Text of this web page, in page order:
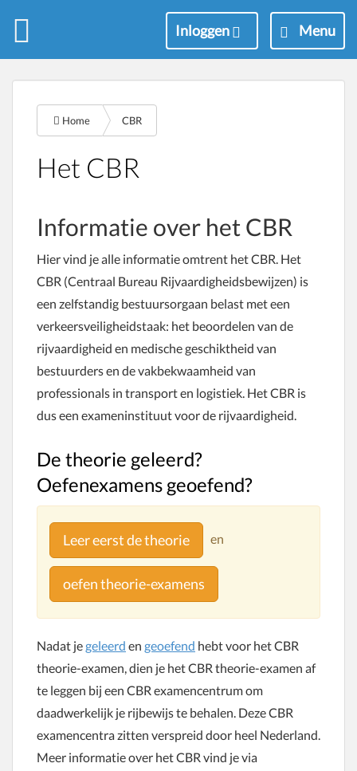
M
e
Menu
Inloggen
Home CBR
Het CBR
Informatie over het CBR
Hier vind je alle informatie omtrent het CBR. Het
CBR (Centraal Bureau Rijvaardigheidsbewijzen) is
een zelfstandig bestuursorgaan belast met een
verkeersveiligheidstaak: het beoordelen van de
rijvaardigheid en medische geschiktheid van
bestuurders en de vakbekwaamheid van
professionals in transport en logistiek. Het CBR is
dus een exameninstituut voor de rijvaardigheid.
De theorie geleerd?
Oefenexamens geoefend?
Leer eerst de theorie en
oefen theorie-examens
Nadat jegeleerd en geoefend hebt voor het CBR
theorie-examen, dien je het CBR theorie-examen af
te leggen bij een CBR examencentrum om
daadwerkelijk je rijbewijs te behalen. Deze CBR
examencentra zitten verspreid door heel Nederland.
Meer informatie over het CBR vind je via